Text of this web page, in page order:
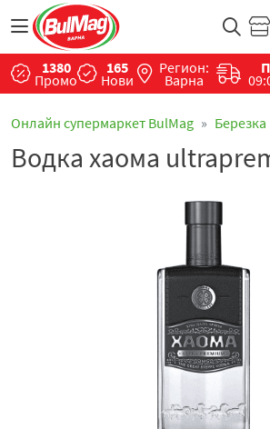
1380
Промо
165
Нови
Регион:
Варна
Онлайн супермаркет BulMag Березка
Водка хаома